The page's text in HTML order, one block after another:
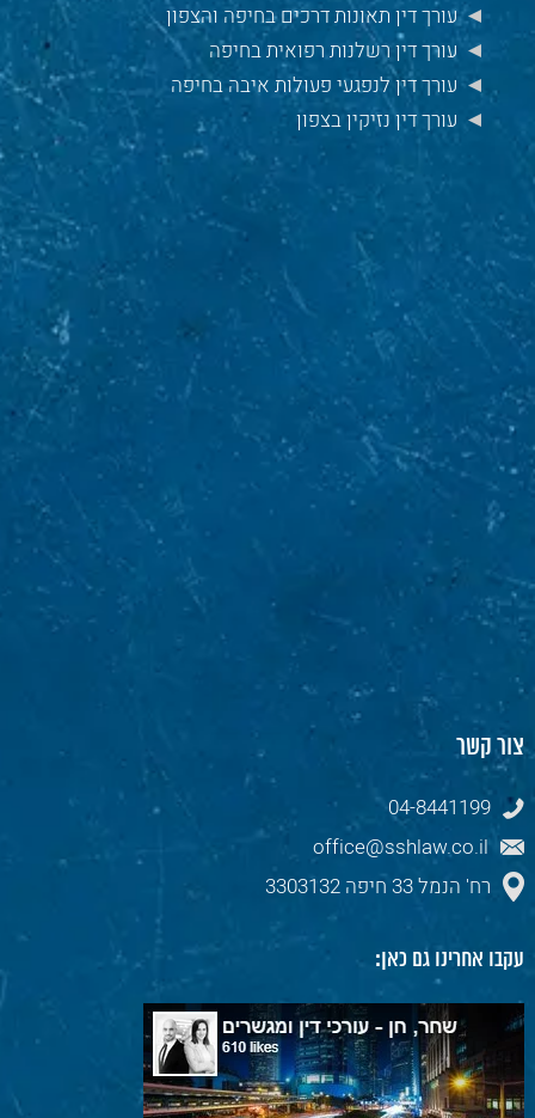
עורך דין תאונות דרכים בחיפה והצפון
עורך דין רשלנות רפואית בחיפה
עורך דין לנפגעי פעולות איבה בחיפה
עורך דין נזיקין בצפון
צור קשר
04-8441199
office@sshlaw.co.il
רח' הנמל 33 חיפה 3303132
עקבו אחרינו גם כאן: